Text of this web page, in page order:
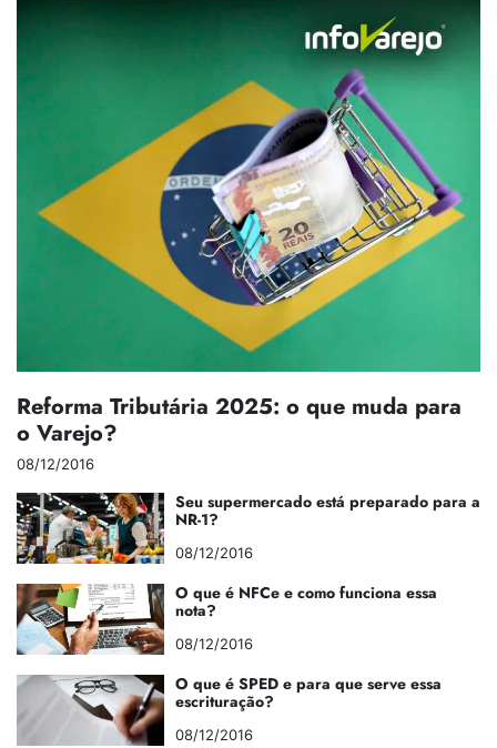
Reforma Tributária 2025: o que muda para
o Varejo?
08/12/2016
Seu supermercado está preparado para a
NR-1?
08/12/2016
O que é NFCe e como funciona essa
nota?
08/12/2016
O que é SPED e para que serve essa
escrituração?
08/12/2016